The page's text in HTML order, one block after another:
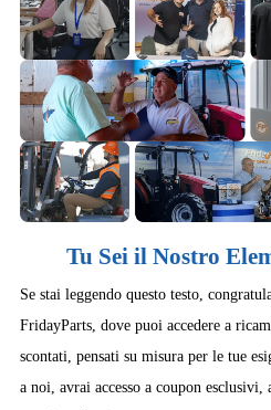
Tu Sei il Nostro
Se stai leggendo questo testo,
FridayParts, dove puoi accedere a
scontati, pensati su misura per le tue
a noi, avrai accesso a coupon